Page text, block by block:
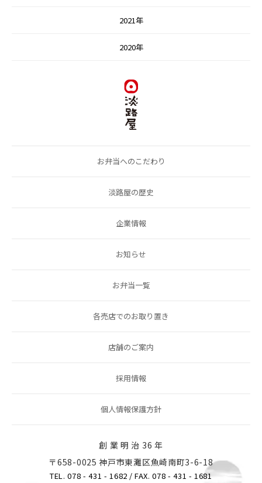
2021年
2020年
お弁当へのこだわり
淡路屋の歴史
企業情報
お知らせ
お弁当一覧
各売店でのお取り置き
店舗のご案内
採用情報
個人情報保護方針
創 業 明 治 36 年
〒658-0025 神戸市東灘区魚崎南町3-6-18
TEL. 078 - 431 - 1682 / FAX. 078 - 431 - 1681